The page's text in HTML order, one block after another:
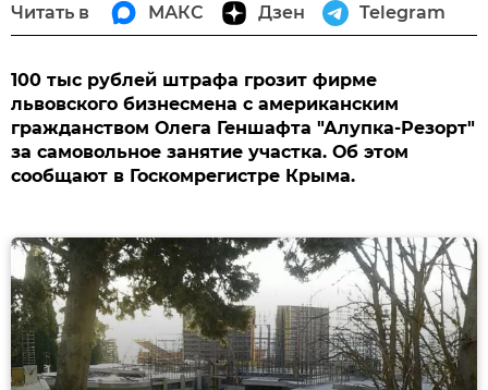
Читать в МАКС Дзен Telegram
100 тыс рублей штрафа грозит фирме
львовского бизнесмена с американским
гражданством Олега Геншафта "Алупка-Резорт"
за самовольное занятие участка. Об этом
сообщают в Госкомрегистре Крыма.